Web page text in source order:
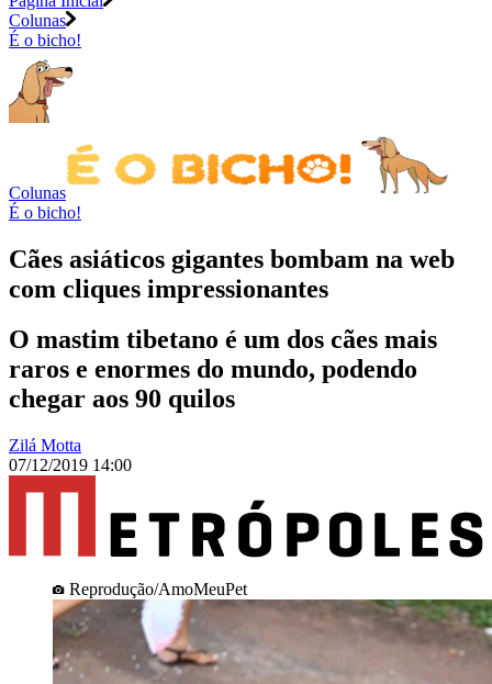
Colunas
É o bicho!
Colunas
É o bicho!
Cães asiáticos gigantes bombam na web
com cliques impressionantes
O mastim tibetano é um dos cães mais
raros e enormes do mundo, podendo
chegar aos 90 quilos
Zilá Motta
07/12/2019 14:00
Reprodução/AmoMeuPet